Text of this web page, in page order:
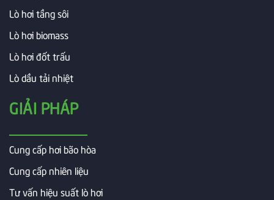
Lò hơi tầng sôi
Lò hơi biomass
Lò hơi đốt trấu
Lò dầu tải nhiệt
GIẢI PHÁP
Cung cấp hơi bão hòa
Cung cấp nhiên liệu
Tư vấn hiệu suất lò hơi